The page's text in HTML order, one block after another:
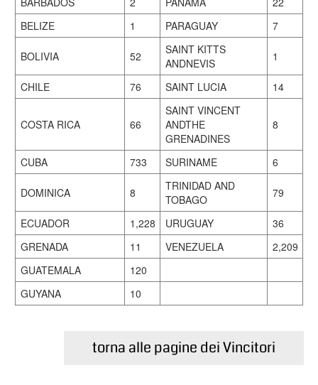
BELIZE
1 PARAGUAY 7
BOLIVIA 52
SAINT KITTS
ANDNEVIS
1
CHILE 76 SAINT LUCIA 14
COSTA RICA 66
SAINT VINCENT
ANDTHE
GRENADINES
8
CUBA 733 SURINAME 6
DOMINICA 8
TRINIDAD AND
TOBAGO
79
ECUADOR 1,228 URUGUAY
36
GRENADA
11 VENEZUELA
2,209
GUATEMALA
120
GUYANA
10
torna alle pagine dei Vincitori